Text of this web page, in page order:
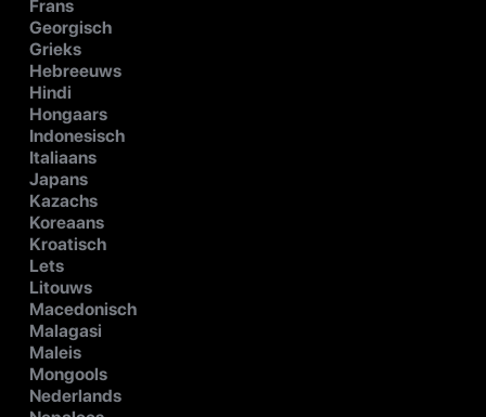
Frans
Georgisch
Grieks
Hebreeuws
Hindi
Hongaars
Indonesisch
Italiaans
Japans
Kazachs
Koreaans
Kroatisch
Lets
Litouws
Macedonisch
Malagasi
Maleis
Mongools
Nederlands